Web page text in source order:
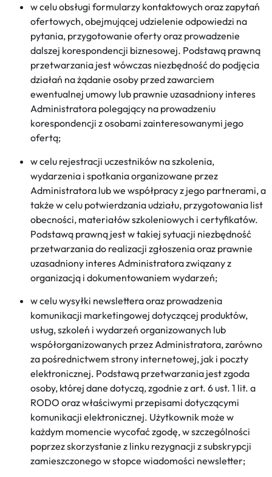
w celu obsługi formularzy kontaktowych oraz zapytań
ofertowych, obejmującej udzielenie odpowiedzi na
pytania, przygotowanie oferty oraz prowadzenie
dalszej korespondencji biznesowej. Podstawą prawną
przetwarzania jest wówczas niezbędność do podjęcia
działań na żądanie osoby przed zawarciem
ewentualnej umowy lub prawnie uzasadniony interes
Administratora polegający na prowadzeniu
korespondencji z osobami zainteresowanymi jego
ofertą;
w celu rejestracji uczestników na szkolenia,
wydarzenia i spotkania organizowane przez
Administratora lub we współpracy z jego partnerami, a
także w celu potwierdzania udziału, przygotowania list
obecności, materiałów szkoleniowych i certyfikatów.
Podstawą prawną jest w takiej sytuacji niezbędność
przetwarzania do realizacji zgłoszenia oraz prawnie
uzasadniony interes Administratora związany z
organizacją i dokumentowaniem wydarzeń;
w celu wysyłki newslettera oraz prowadzenia
komunikacji marketingowej dotyczącej produktów,
usług, szkoleń i wydarzeń organizowanych lub
współorganizowanych przez Administratora, zarówno
za pośrednictwem strony internetowej, jak i poczty
elektronicznej. Podstawą przetwarzania jest zgoda
osoby, której dane dotyczą, zgodnie z art. 6 ust. 1 lit. a
RODO oraz właściwymi przepisami dotyczącymi
komunikacji elektronicznej. Użytkownik może w
każdym momencie wycofać zgodę, w szczególności
poprzez skorzystanie z linku rezygnacji z subskrypcji
zamieszczonego w stopce wiadomości newsletter;